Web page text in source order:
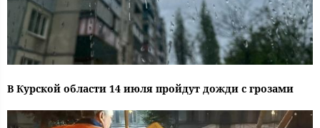
В Курской области 14 июля пройдут дожди с грозами